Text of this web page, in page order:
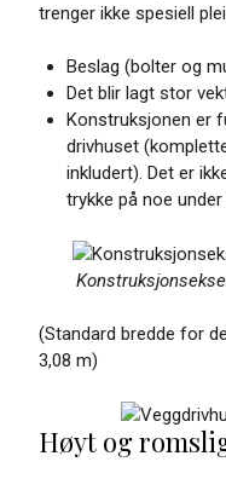
trenger ikke spesiell
Beslag (bolter og
Det blir lagt stor
Konstruksjonen er
drivhuset
inkludert). Det er
trykke på noe
(Standard bredde for
3,08 m)
Høyt og